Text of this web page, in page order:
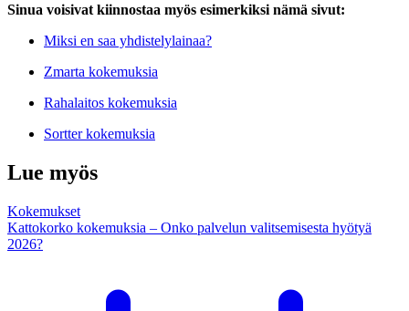
Sinua voisivat kiinnostaa myös esimerkiksi nämä sivut:
Miksi en saa yhdistelylainaa?
Zmarta kokemuksia
Rahalaitos kokemuksia
Sortter kokemuksia
Lue myös
Kokemukset
Kattokorko kokemuksia – Onko palvelun valitsemisesta hyötyä
2026?